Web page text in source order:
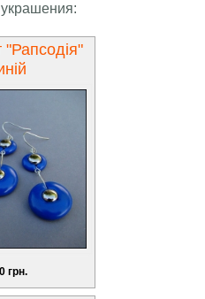
"Рапсодія"
грн.